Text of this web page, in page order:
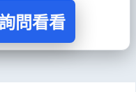
問看看